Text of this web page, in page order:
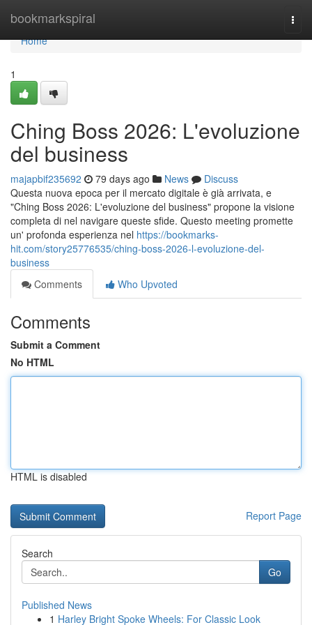
bookmarkspiral
Home
Home
1
Ching Boss 2026: L'evoluzione
del business
majapbif235692 79 days ago News
Discuss
Questa nuova epoca per il mercato digitale è già arrivata, e
"Ching Boss 2026: L'evoluzione del business" propone la visione
completa di nel navigare queste sfide. Questo meeting promette
un' profonda esperienza nel https://bookmarks-
hit.com/story25776535/ching-boss-2026-l-evoluzione-del-
business
Comments
Who Upvoted
Comments
Submit a Comment
No HTML
HTML is disabled
Report Page
Search
Go
Published News
1 Harley Bright Spoke Wheels: For Classic Look